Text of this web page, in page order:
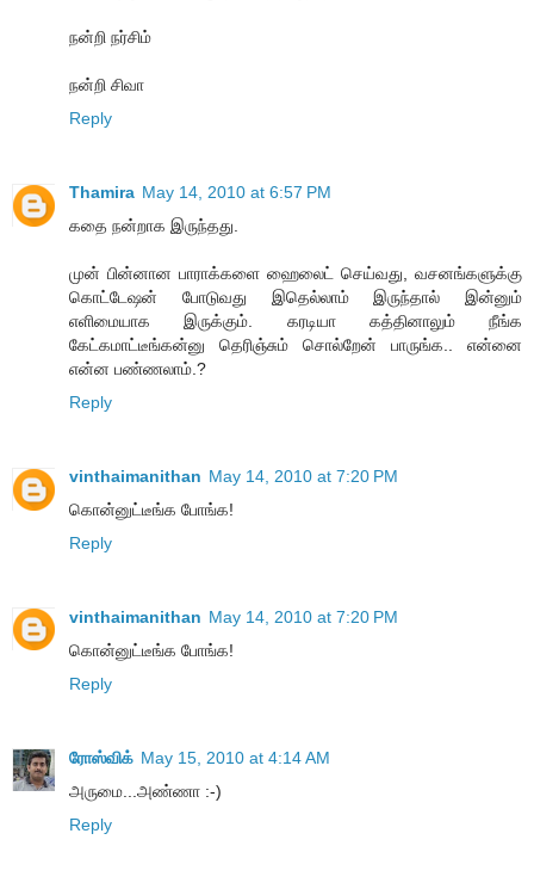
நன்றி நர்சிம்
நன்றி சிவா
Reply
Thamira May 14, 2010 at 6:57 PM
கதை நன்றாக இருந்தது.
முன் பின்னான பாராக்களை ஹைலைட் செய்வது, வசனங்களுக்கு
கொட்டேஷன் போடுவது இதெல்லாம் இருந்தால் இன்னும்
எளிமையாக இருக்கும். கரடியா கத்தினாலும் நீங்க
கேட்கமாட்டீங்கன்னு தெரிஞ்சும் சொல்றேன் பாருங்க.. என்னை
என்ன பண்ணலாம்.?
Reply
vinthaimanithan May 14, 2010 at 7:20 PM
கொன்னுட்டீங்க போங்க!
Reply
vinthaimanithan May 14, 2010 at 7:20 PM
கொன்னுட்டீங்க போங்க!
Reply
ரோஸ்விக் May 15, 2010 at 4:14 AM
அருமை...அண்ணா :-)
Reply